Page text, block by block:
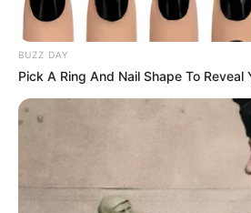
Lea También:
Explosión en una
Santander, dejó una persona muerta
Los comerciantes y propietarios de
establecimientos se encuentran a
parte del Gobierno Nacional y las
para poder abrir sus puertas y
millonarias que ha dejado la
, cual obligó a más de 70 locales
actividades debido a el aislamiento
BUZZ DAY
Pick A Ring And Nail Shape To